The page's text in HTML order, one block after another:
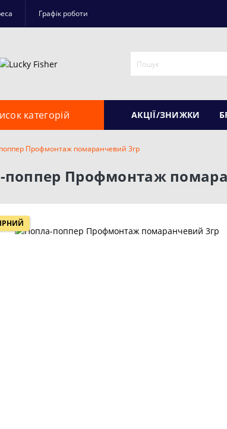
Графік роботи
категорій АКЦІЇ/ЗНИЖКИ
Профмонтаж помаранчевий 3гр
поппер Профмонтаж